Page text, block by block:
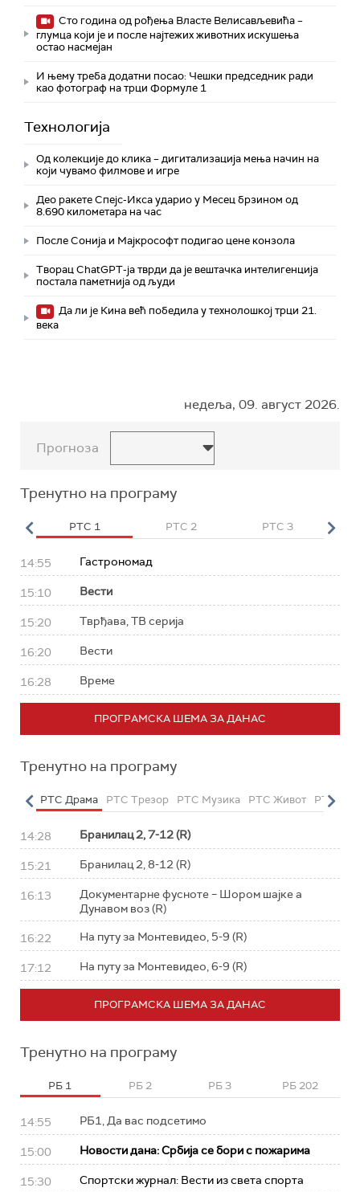
Сто година од рођења Власте Велисављевића –
глумца који је и после најтежих животних искушења
остао насмејан
И њему треба додатни посао: Чешки председник ради
као фотограф на трци Формуле 1
Технологијa
Од колекције до клика – дигитализација мења начин на
који чувамо филмове и игре
Део ракете Спејс-Икса ударио у Месец брзином од
8.690 километара на час
После Сонија и Мајкрософт подигао цене конзола
Творац ChatGPT-ја тврди да је вештачка интелигенција
постала паметнија од људи
Да ли је Кина већ победила у технолошкој трци 21.
века
недеља, 09. август 2026.
Прогноза
Тренутно на програму
РТС 1 РТС 2 РТС 3
14:55 Гастрономад
15:10 Вести
15:20 Тврђава, ТВ серија
16:20 Вести
16:28 Време
ПРОГРАМСКА ШЕМА ЗА ДАНАС
Тренутно на програму
РТС Драма РТС Трезор РТС Музика РТС Живот РТС
14:28 Бранилац 2, 7-12 (R)
15:21 Бранилац 2, 8-12 (R)
16:13
Документарне фусноте – Шором шајке а
Дунавом воз (R)
16:22 На путу за Монтевидео, 5-9 (R)
17:12 На путу за Монтевидео, 6-9 (R)
ПРОГРАМСКА ШЕМА ЗА ДАНАС
Тренутно на програму
РБ 1 РБ 2 РБ 3 РБ 202
14:55 РБ1, Да вас подсетимо
15:00 Новости дана: Србија се бори с пожарима
15:30 Спортски журнал: Вести из света спорта